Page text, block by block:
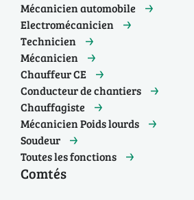
Mécanicien automobile
Electromécanicien
Technicien
Mécanicien
Chauffeur CE
Conducteur de chantiers
Chauffagiste
Mécanicien Poids lourds
Soudeur
Toutes les fonctions
Comtés